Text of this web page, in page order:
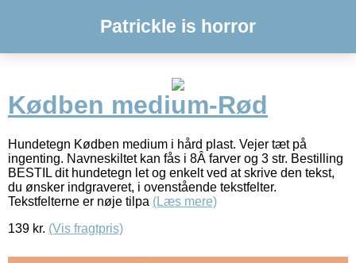
Patrickle is horror
Kødben medium-Rød
Hundetegn Kødben medium i hård plast. Vejer tæt på
ingenting. Navneskiltet kan fås i 8Â farver og 3 str. Bestilling
BESTIL dit hundetegn let og enkelt ved at skrive den tekst,
du ønsker indgraveret, i ovenstående tekstfelter.
Tekstfelterne er nøje tilpa (Læs mere)
139 kr. (Vis fragtpris)